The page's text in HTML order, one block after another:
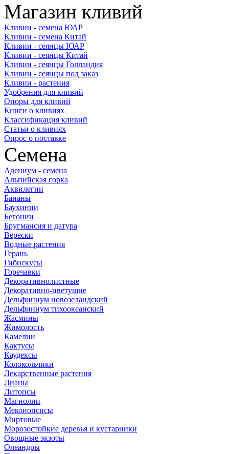
Магазин кливий
Кливии - семена ЮАР
Кливии - семена Китай
Кливии - сеянцы ЮАР
Кливии - сеянцы Китай
Кливии - сеянцы Голландия
Кливии - сеянцы под заказ
Кливии - растения
Удобрения для кливий
Опоры для кливий
Книги о кливиях
Классификация кливий
Статьи о кливиях
Опрос о поставке
Семена
Адениум - семена
Альпийская горка
Аквилегии
Бананы
Баухинии
Бегонии
Бругмансия и датура
Верески
Водные растения
Герань
Гибискусы
Горечавки
Декоративнолистные
Декоративно-цветущие
Дельфиниум новозеландский
Дельфиниум тихоокеанский
Жасмины
Жимолость
Камелии
Кактусы
Каудексы
Колокольчики
Лекарственные растения
Лианы
Литопсы
Магнолии
Меконопсисы
Миртовые
Морозостойкие деревья и кустарники
Овощные экзоты
Олеандры